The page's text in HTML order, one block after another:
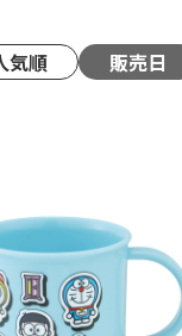
気順 販売日